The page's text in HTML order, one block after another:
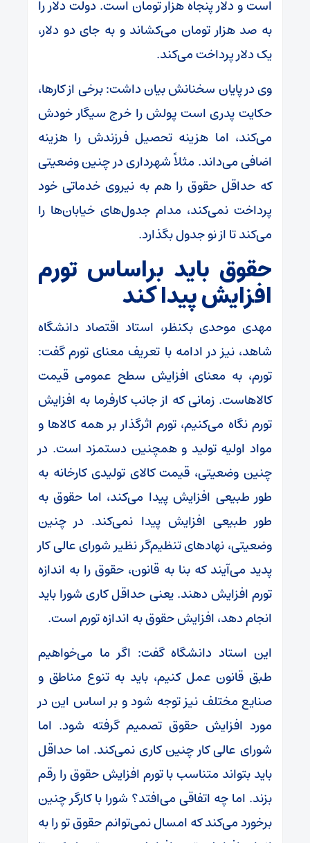
است و دلار پنجاه هزار تومان است. دولت دلار را
به صد هزار تومان می‌کشاند و به جای دو دلار،
یک دلار پرداخت می‌کند.
وی در پایان سخنانش بیان داشت: برخی از کارها،
حکایت پدری است پولش را خرج سیگار خودش
می‌کند، اما هزینه تحصیل فرزندش را هزینه
اضافی می‌داند. مثلاً شهرداری در چنین وضعیتی
که حداقل حقوق را هم به نیروی خدماتی خود
پرداخت نمی‌کند، مدام جدول‌های خیابان‌ها را
می‌کند تا از نو جدول بگذارد.
حقوق باید براساس تورم
افزایش پیدا کند
مهدی موحدی بکنظر، استاد اقتصاد دانشگاه
شاهد، نیز در ادامه با تعریف معنای تورم گفت:
تورم، به معنای افزایش سطح عمومی قیمت
کالاهاست. زمانی که از جانب کارفرما به افزایش
تورم نگاه می‌کنیم، تورم اثرگذار بر همه کالاها و
مواد اولیه تولید و همچنین دستمزد است. در
چنین وضعیتی، قیمت کالای تولیدی کارخانه به
طور طبیعی افزایش پیدا می‌کند، اما حقوق به
طور طبیعی افزایش پیدا نمی‌کند. در چنین
وضعیتی، نهادهای تنظیم‌گر نظیر شورای عالی کار
پدید می‌آیند که بنا به قانون، حقوق را به اندازه
تورم افزایش دهند. یعنی حداقل کاری شورا باید
انجام دهد، افزایش حقوق به اندازه تورم است.
این استاد دانشگاه گفت: اگر ما می‌خواهیم
طبق قانون عمل کنیم، باید به تنوع مناطق و
صنایع مختلف نیز توجه شود و بر اساس این در
مورد افزایش حقوق تصمیم گرفته شود. اما
شورای عالی کار چنین کاری نمی‌کند. اما حداقل
باید بتواند متناسب با تورم افزایش حقوق را رقم
بزند. اما چه اتفاقی می‌افتد؟ شورا با کارگر چنین
برخورد می‌کند که امسال نمی‌توانم حقوق تو را به